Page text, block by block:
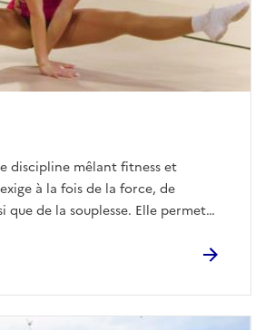
discipline mêlant fitness et
à la fois de la force, de
que de la souplesse. Elle permet
du public et de mixer
des éléments de danse avec des